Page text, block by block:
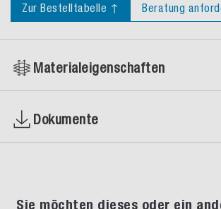
Zur Bestelltabelle ↑ Beratung
Materialeigenschaften
Dokumente
Sie möchten dieses oder ein